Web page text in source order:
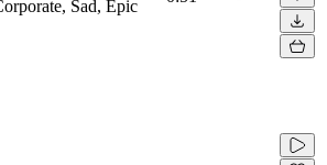
Sad, Epic